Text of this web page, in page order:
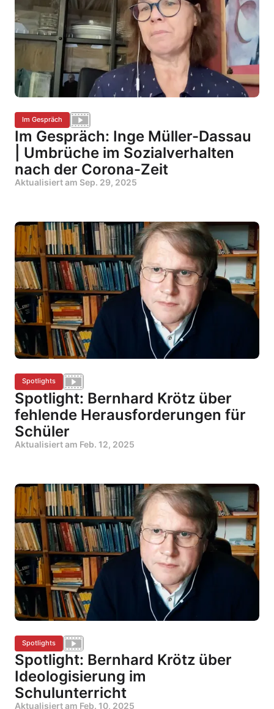
Im Gespräch
Im Gespräch: Inge Müller-Dassau
| Umbrüche im Sozialverhalten
nach der Corona-Zeit
Aktualisiert am Sep. 29, 2025
Spotlights
Spotlight: Bernhard Krötz über
fehlende Herausforderungen für
Schüler
Aktualisiert am Feb. 12, 2025
Spotlights
Spotlight: Bernhard Krötz über
Ideologisierung im
Schulunterricht
Aktualisiert am Feb. 10, 2025